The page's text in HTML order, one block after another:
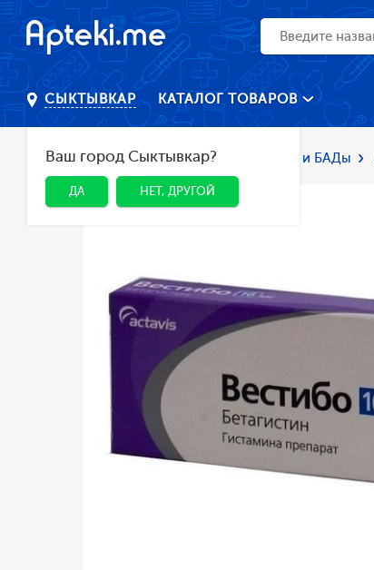
СЫКТЫВКАР
Ваш город Сыктывкар?
ДА НЕТ, ДРУГОЙ
КАТАЛОГ ТОВАРОВ
Главная Каталог Лекарства и БАДы